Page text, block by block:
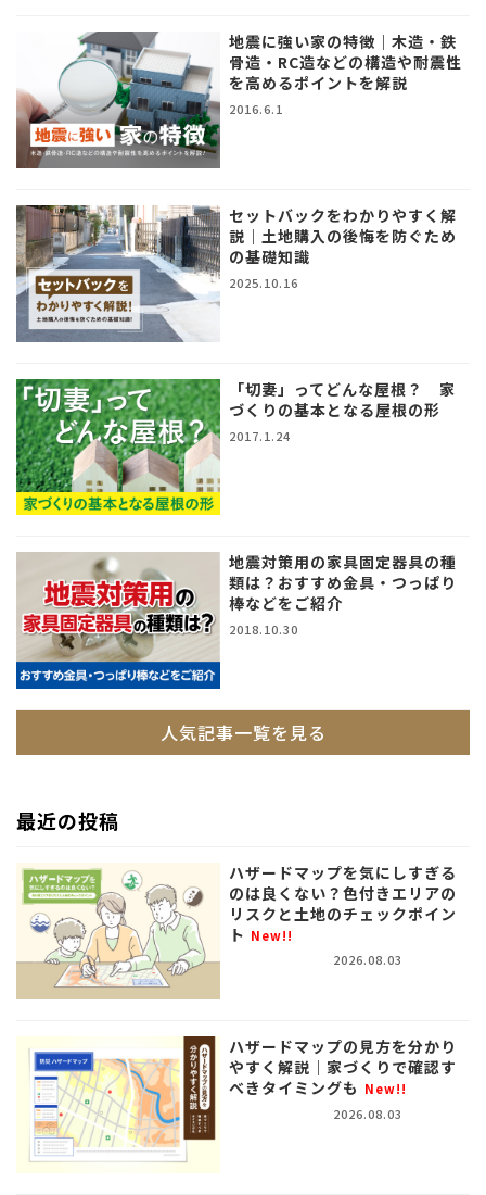
地震に強い家の特徴｜木造・鉄
骨造・RC造などの構造や耐震性
を高めるポイントを解説
2016.6.1
セットバックをわかりやすく解
説｜土地購入の後悔を防ぐため
の基礎知識
2025.10.16
「切妻」ってどんな屋根？ 家
づくりの基本となる屋根の形
2017.1.24
地震対策用の家具固定器具の種
類は？おすすめ金具・つっぱり
棒などをご紹介
2018.10.30
人気記事一覧を見る
最近の投稿
ハザードマップを気にしすぎる
のは良くない？色付きエリアの
リスクと土地のチェックポイン
ト New!!
2026.08.03
ハザードマップの見方を分かり
やすく解説｜家づくりで確認す
べきタイミングも New!!
2026.08.03